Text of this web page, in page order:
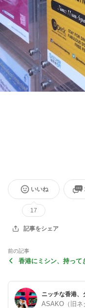
いいね
17
記事をシェア
前の記事
香港にミシン、持って
ニッチな香港、
ASAKO（旧ネ